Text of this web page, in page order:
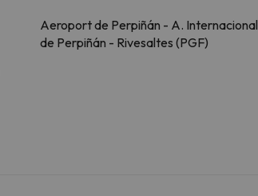
Aeroport de Perpiñán - A. Internacional
de Perpiñán - Rivesaltes (PGF)